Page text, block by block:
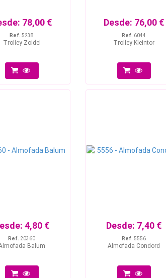
78,00 €
Ref. 5238
Trolley Zoidel
Desde: 76,00 €
Ref. 6044
Trolley Kleintor
4,80 €
Ref. 20360
Balum
Desde: 7,40 €
Ref. 5556
Almofada Condord